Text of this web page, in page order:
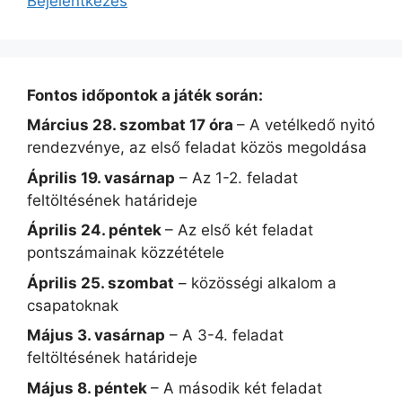
Fontos időpontok a játék során:
Március 28. szombat 17 óra – A vetélkedő nyitó
rendezvénye, az első feladat közös megoldása
Április 19. vasárnap – Az 1-2. feladat
feltöltésének határideje
Április 24. péntek – Az első két feladat
pontszámainak közzététele
Április 25. szombat – közösségi alkalom a
csapatoknak
Május 3. vasárnap – A 3-4. feladat
feltöltésének határideje
Május 8. péntek – A második két feladat